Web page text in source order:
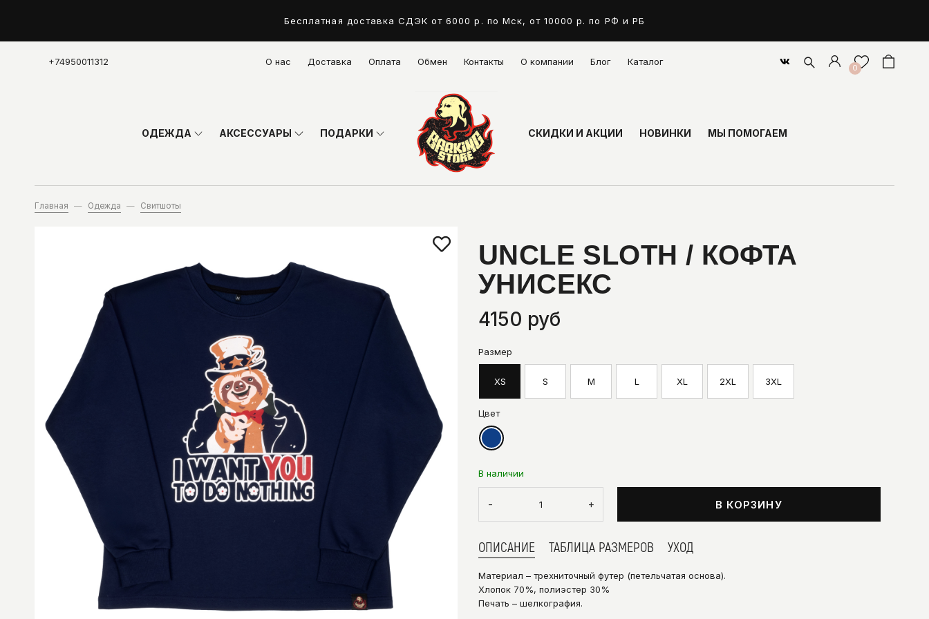
Бесплатная доставка СДЭК от 6000 р. по Мск, от 10000 р. по РФ и РБ
+74950011312 О нас Доставка Оплата Обмен Контакты О компании Блог Каталог
0
ОДЕЖДА АКСЕССУАРЫ ПОДАРКИ СКИДКИ И АКЦИИ НОВИНКИ МЫ ПОМОГАЕМ
Главная Одежда Свитшоты
UNCLE SLOTH / КОФТА
УНИСЕКС
4150 руб
Размер
XS S M L XL 2XL 3XL
Цвет
В наличии
- + В КОРЗИНУ
ОПИСАНИЕ
Материал – трехниточный футер (петельчатая основа).
Хлопок 70%, полиэстер 30%
Печать – шелкография.
ТАБЛИЦА РАЗМЕРОВ УХОД